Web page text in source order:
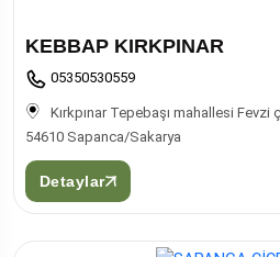
KEBBAP KIRKPINAR
05350530559
Kırkpınar Tepebaşı mahallesi
54610 Sapanca/Sakarya
Detaylar